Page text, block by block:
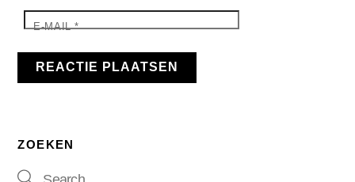
E-MAIL*
ZOEKEN